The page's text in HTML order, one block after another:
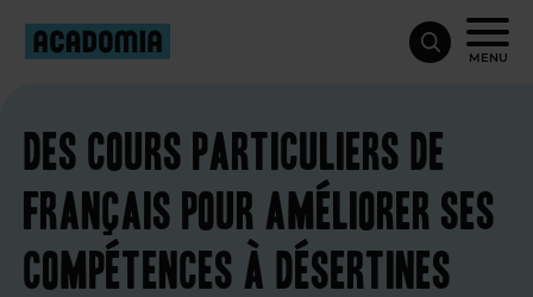
MENU
Des cours particuliers de
français pour améliorer ses
compétences à Désertines